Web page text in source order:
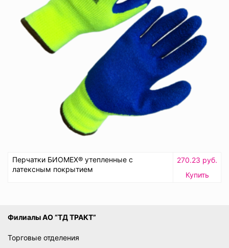
Перчатки БИОМЕХ® утепленные с
латексным покрытием
270.23 руб.
Купить
Филиалы АО “ТД ТРАКТ”
Торговые отделения